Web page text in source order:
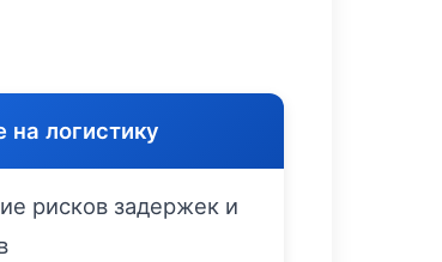
на логистику
рисков задержек и